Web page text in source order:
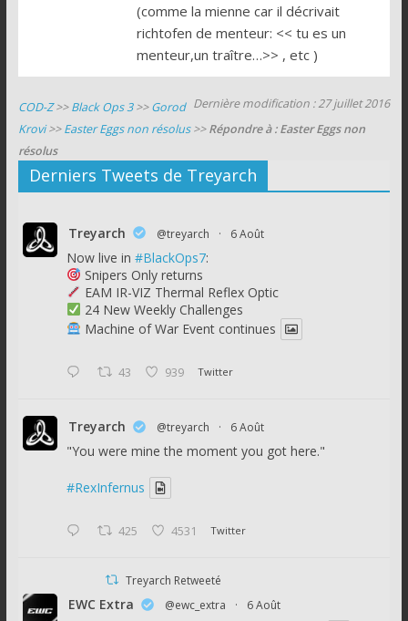
(comme la mienne car il décrivait
richtofen de menteur: << tu es un
menteur,un traître…>> , etc )
Dernière modification : 27 juillet 2016
COD-Z>>Black Ops 3>>Gorod
Krovi>>Easter Eggs non résolus>>Répondre à : Easter Eggs non
résolus
Derniers Tweets de Treyarch
Treyarch @treyarch · 6 Août
Now live in #BlackOps7:
Snipers Only returns
EAM IR-VIZ Thermal Reflex Optic
24 New Weekly Challenges
Machine of War Event continues
43 939 Twitter
Treyarch @treyarch · 6 Août
"You were mine the moment you got here."
#RexInfernus
425 4531 Twitter
Treyarch Retweeté
EWC Extra @ewc_extra · 6 Août